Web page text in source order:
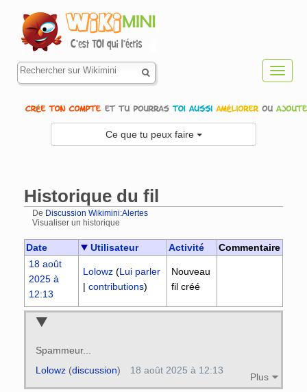
Ce que tu peux faire
Historique du fil
De Discussion Wikimini:Alertes
Visualiser un historique
Date
Utilisateur Activité
Commentaire
18 août
2025 à
12:13
Lolowz (Lui parler
| contributions)
Nouveau
fil créé
Spammeur...
Plus
Lolowz(discussion) 18 août 2025 à 12:13